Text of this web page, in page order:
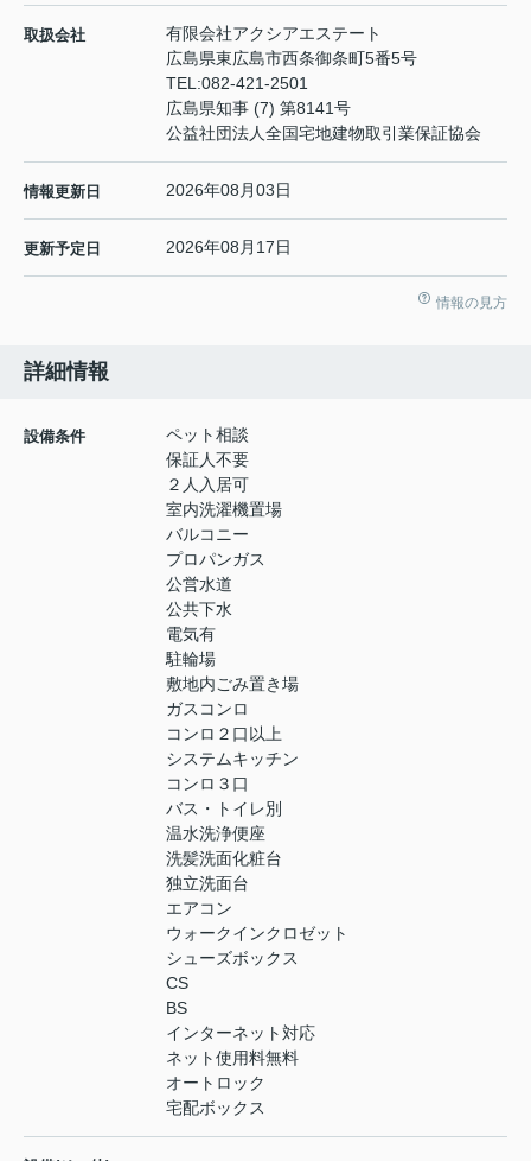
取扱会社
有限会社アクシアエステート
広島県東広島市西条御条町5番5号
TEL:082-421-2501
広島県知事 (7) 第8141号
公益社団法人全国宅地建物取引業保証協会
情報更新日 2026年08月03日
更新予定日 2026年08月17日
情報の見方
詳細情報
設備条件
ペット相談
保証人不要
２人入居可
室内洗濯機置場
バルコニー
プロパンガス
公営水道
公共下水
電気有
駐輪場
敷地内ごみ置き場
ガスコンロ
コンロ２口以上
システムキッチン
コンロ３口
バス・トイレ別
温水洗浄便座
洗髪洗面化粧台
独立洗面台
エアコン
ウォークインクロゼット
シューズボックス
CS
BS
インターネット対応
ネット使用料無料
オートロック
宅配ボックス